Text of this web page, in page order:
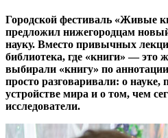
Городской фестиваль «Живые
предложил нижегородцам
науку. Вместо привычных
библиотека, где «книги» — это
выбирали «книгу» по
просто разговаривали: о науке,
устройстве мира и о том, чем
исследователи.